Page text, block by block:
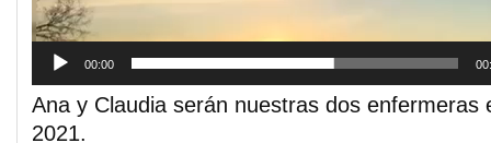
00:00
Ana y Claudia serán nuestras dos enfermeras
2021.